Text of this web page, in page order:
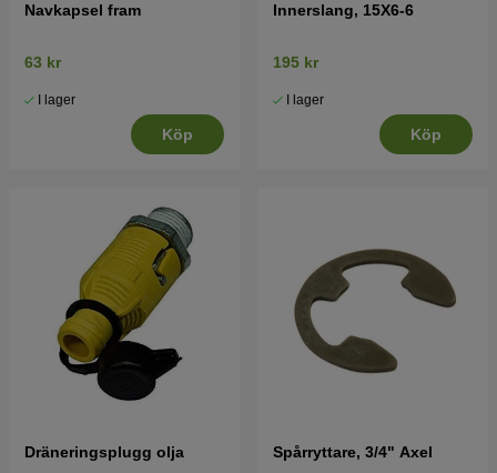
Navkapsel fram
63 kr
I lager
Köp
Innerslang, 15X6-6
195 kr
I lager
Köp
Dräneringsplugg olja Spårryttare, 3/4" Axel